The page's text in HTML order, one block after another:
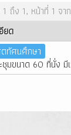
ถึง 1, หน้าที่ 1 จา
ยด
ทัศนศึกษา
ชุมขนาด 60 ที่นั่ง